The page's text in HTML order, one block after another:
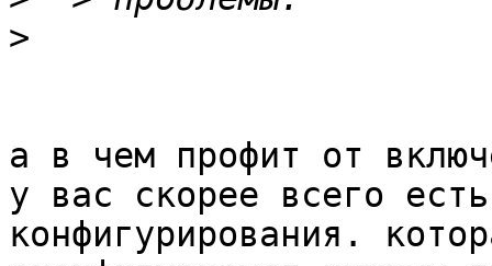
>
а в чем профит от
у вас скорее всего
конфигурирования.